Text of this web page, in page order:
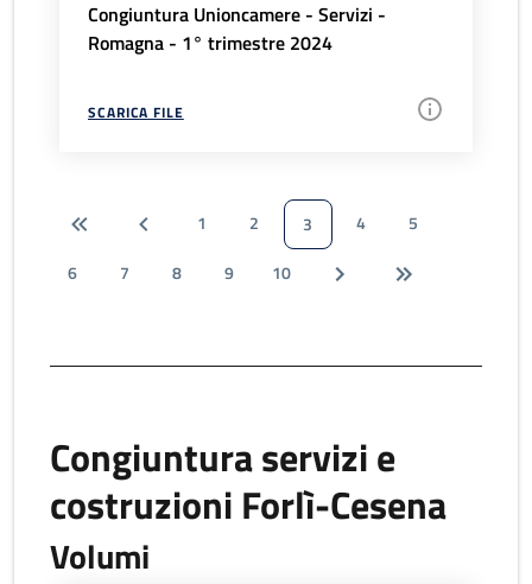
Congiuntura Unioncamere - Servizi -
Romagna - 1° trimestre 2024
SCARICA FILE
1 2 3 4
5
6
7 8 9 10
Congiuntura servizi e
costruzioni Forlì-Cesena
Volumi